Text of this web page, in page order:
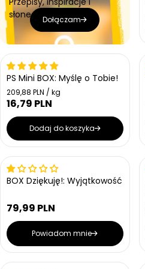
a
r
n
a
słoneczne okazje!
Dołączam
Wrażliwe na ciepło
PS Mini BOX: Myślę o Tobie!
C
e
a
j
e
d
n
o
s
o
a
209,88 PLN / kg
C
n
a
r
e
g
u
a
n
a
16,79 PLN
Dodaj do koszyka
Wyprzedany
BOX Dziękuję!: Wyjątkowość
C
e
n
a
79,99 PLN
Powiadom mnie